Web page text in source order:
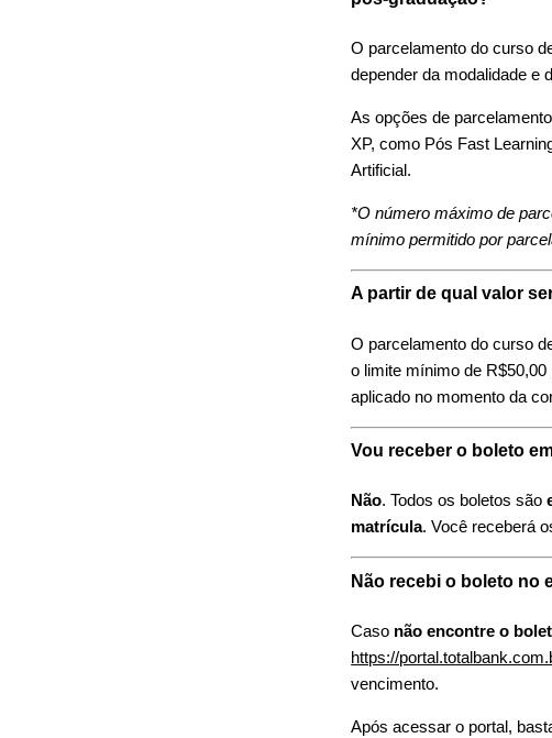
O parcelamento do curso
depender da modalidade e
As opções de
XP, como Pós Fast
Artificial.
*O número máximo de
mínimo permitido por
A partir de qual valor
O parcelamento do curso
o limite mínimo de
aplicado no momento da
Vou receber o boleto
Não. Todos os boletos são
matrícula. Você receberá
Não recebi o boleto no
Caso não encontre o
https://
vencimento.
Após acessar o portal,